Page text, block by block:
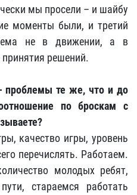
мы просели – и шайбу
моменты были, и третий
не в движении, а в
решений.
проблемы те же, что и до
по броскам с
качество игры, уровень
перечислять. Работаем.
молодых ребят,
стараемся работать